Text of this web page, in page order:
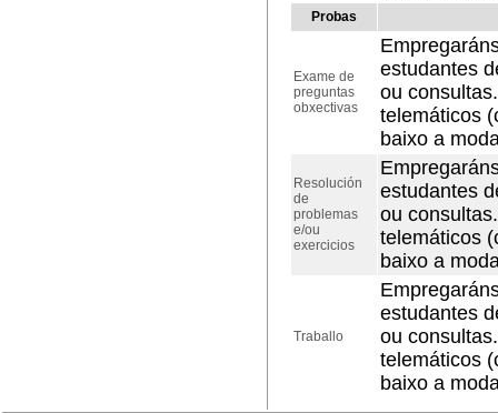
Probas
Exame de
preguntas
obxectivas
estudantes
ou
telemáticos
baixo a
Resolución
de
problemas
e/ou
exercicios
estudantes
ou
telemáticos
baixo a
Traballo
estudantes
ou
telemáticos
baixo a